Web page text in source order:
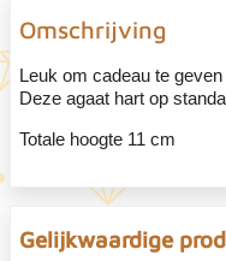
Omschrijving
Leuk om cadeau te
Deze agaat hart op
Totale hoogte 11 cm
Gelijkwaardige